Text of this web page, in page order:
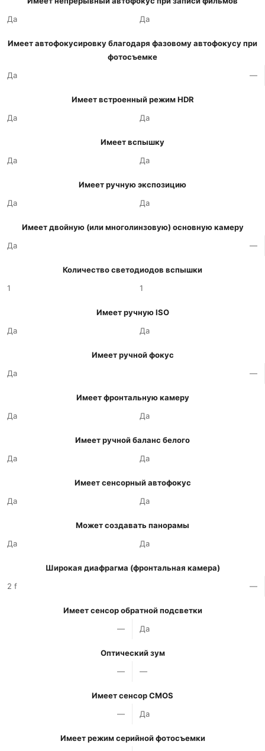
Да
Да
Имеет автофокусировку благодаря фазовому автофокусу при
фотосъемке
Да
—
Имеет встроенный режим HDR
Да
Да
Имеет вспышку
Да
Да
Имеет ручную экспозицию
Да
Да
Имеет двойную (или многолинзовую) основную камеру
Да
—
Количество светодиодов вспышки
1
1
Имеет ручную ISO
Да
Да
Имеет ручной фокус
Да
—
Имеет фронтальную камеру
Да
Да
Имеет ручной баланс белого
Да
Да
Имеет сенсорный автофокус
Да
Да
Может создавать панорамы
Да
Да
Широкая диафрагма (фронтальная камера)
2 f
—
Имеет сенсор обратной подсветки
—
Да
Оптический зум
—
—
Имеет сенсор CMOS
—
Да
Имеет режим серийной фотосъемки